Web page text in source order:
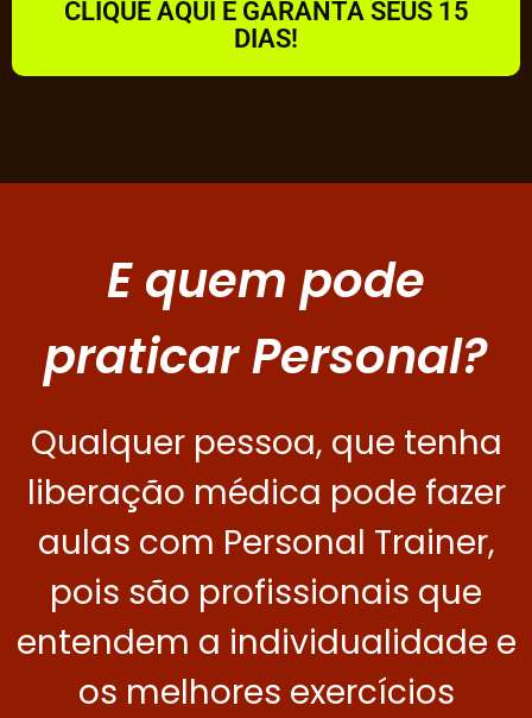
CLIQUE AQUI E GARANTA SEUS 15
DIAS!
E quem pode
praticar Personal?
Qualquer pessoa, que tenha
liberação médica pode fazer
aulas com Personal Trainer,
pois são profissionais que
entendem a individualidade e
os melhores exercícios